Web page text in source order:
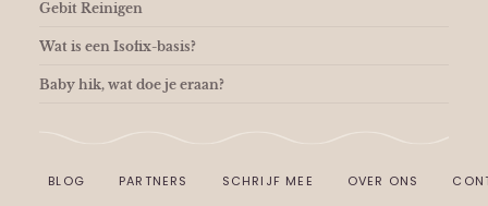
Gebit Reinigen
Wat is een Isofix-basis?
Baby hik, wat doe je eraan?
BLOG PARTNERS SCHRIJF MEE OVER ONS